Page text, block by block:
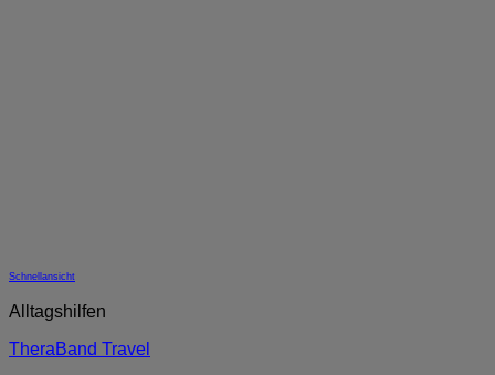
Schnellansicht
Alltagshilfen
TheraBand Travel